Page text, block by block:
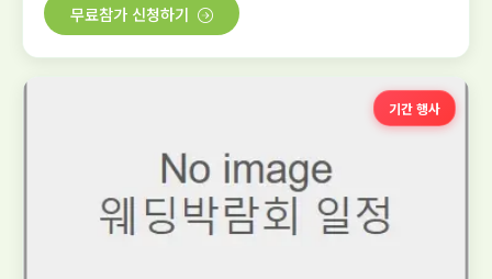
무료참가 신청하기
기간 행사